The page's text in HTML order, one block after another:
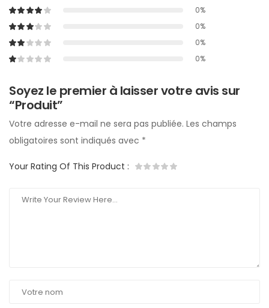
0%
0%
0%
0%
Soyez le premier à laisser votre avis sur
“Produit”
Votre adresse e-mail ne sera pas publiée. Les champs
obligatoires sont indiqués avec *
Your Rating Of This Product :